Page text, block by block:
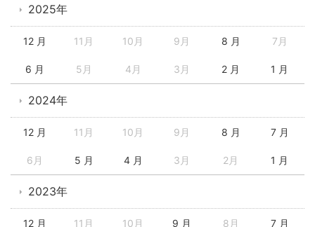
2025年
12 月 11月 10月 9月 8 月 7月
6 月 5月 4月 3月 2 月 1 月
2024年
12 月 11月 10月 9月 8 月 7 月
6月 5 月 4 月 3月 2月 1 月
2023年
12 月 11月 10月 9 月 8月 7 月